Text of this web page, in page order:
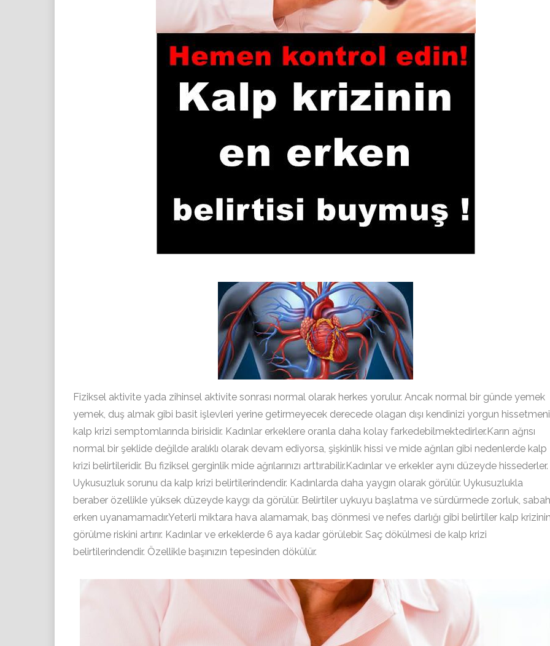
Fiziksel aktivite yada zihinsel aktivite sonrası normal olarak herkes yorulur. Ancak normal bir günde yemek
yemek, duş almak gibi basit işlevleri yerine getirmeyecek derecede olagan dışı kendinizi yorgun
kalp krizi semptomlarında birisidir. Kadınlar erkeklere oranla daha kolay farkedebilmektedirler.Karın ağrısı
normal bir şeklide değilde aralıklı olarak devam ediyorsa, şişkinlik hissi ve mide ağrıları gibi nedenlerde kalp
krizi belirtileridir. Bu fiziksel gerginlik mide ağrılarınızı arttırabilir.Kadınlar ve erkekler aynı düzeyde hissederler.
Uykusuzluk sorunu da kalp krizi belirtilerindendir. Kadınlarda daha yaygın olarak görülür. Uykusuzlukla
beraber özellikle yüksek düzeyde kaygı da görülür. Belirtiler uykuyu başlatma ve sürdürmede zorluk, sabah
erken uyanamamadır.Yeterli miktara hava alamamak, baş dönmesi ve nefes darlığı gibi belirtiler kalp
görülme riskini artırır. Kadınlar ve erkeklerde 6 aya kadar görülebir. Saç dökülmesi de kalp krizi
belirtilerindendir. Özellikle başınızın tepesinden dökülür.